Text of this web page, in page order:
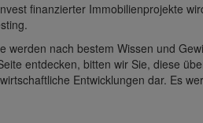
finanzierter Immobilienprojekte
werden nach bestem Wissen und
entdecken, bitten wir Sie, diese
Entwicklungen dar. Es